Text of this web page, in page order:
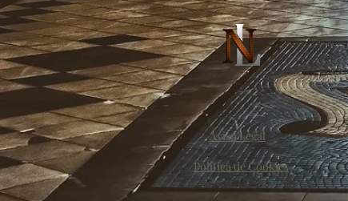
Aviso Legal
Política de Cookies